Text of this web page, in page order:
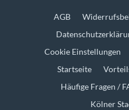
AGB
Cookie Einstellungen
Startseite
Häufige Fragen /
Kölner